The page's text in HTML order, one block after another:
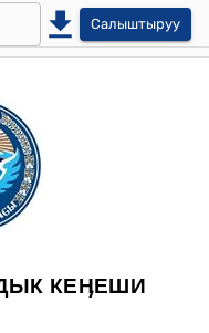
Салыштыруу